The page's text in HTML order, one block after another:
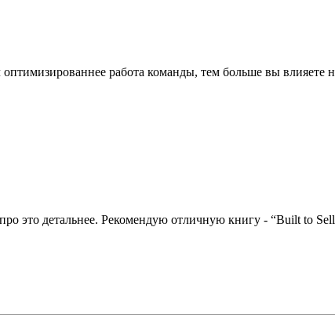
работа команды, тем больше вы влияете
это детальнее. Рекомендую отличную книгу - “Built to